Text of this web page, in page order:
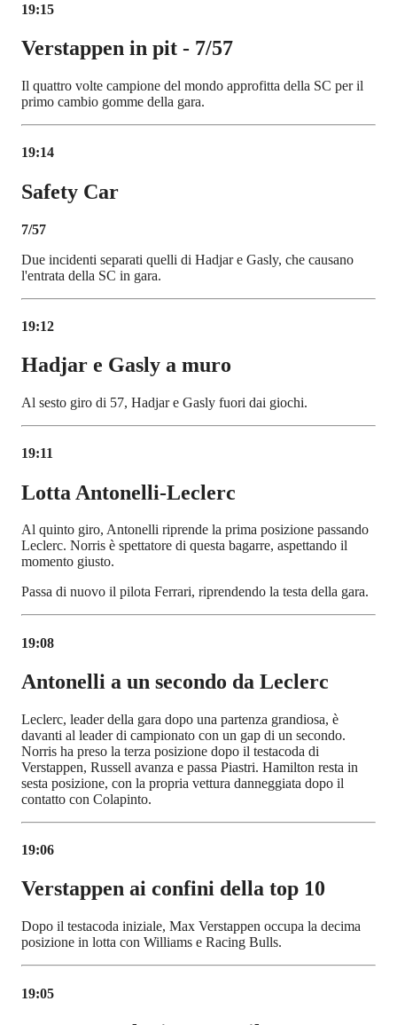
19:15
Verstappen in pit - 7/57
Il quattro volte campione del mondo approfitta della SC per il
primo cambio gomme della gara.
19:14
Safety Car
7/57
Due incidenti separati quelli di Hadjar e Gasly, che causano
l'entrata della SC in gara.
19:12
Hadjar e Gasly a muro
Al sesto giro di 57, Hadjar e Gasly fuori dai giochi.
19:11
Lotta Antonelli-Leclerc
Al quinto giro, Antonelli riprende la prima posizione passando
Leclerc. Norris è spettatore di questa bagarre, aspettando il
momento giusto.
Passa di nuovo il pilota Ferrari, riprendendo la testa della gara.
19:08
Antonelli a un secondo da Leclerc
Leclerc, leader della gara dopo una partenza grandiosa, è
davanti al leader di campionato con un gap di un secondo.
Norris ha preso la terza posizione dopo il testacoda di
Verstappen, Russell avanza e passa Piastri. Hamilton resta in
sesta posizione, con la propria vettura danneggiata dopo il
contatto con Colapinto.
19:06
Verstappen ai confini della top 10
Dopo il testacoda iniziale, Max Verstappen occupa la decima
posizione in lotta con Williams e Racing Bulls.
19:05